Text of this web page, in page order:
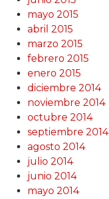
mayo 2015
abril 2015
marzo 2015
febrero 2015
enero 2015
diciembre 2014
noviembre 2014
octubre 2014
septiembre 2014
agosto 2014
julio 2014
junio 2014
mayo 2014